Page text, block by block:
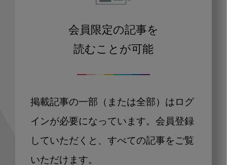
会員限定の記事を
読むことが可能
掲載記事の一部（または全部）はログ
インが必要になっています。会員登録
していただくと、すべての記事をご覧
いただけます。